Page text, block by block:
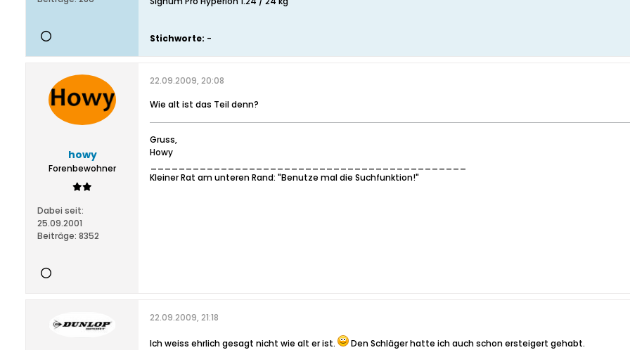
Stichworte: -
howy
Forenbewohner
Dabei seit:
25.09.2001
Beiträge: 8352
22.09.2009, 20:08
Wie alt ist das Teil denn?
Gruss,
Howy
Kleiner Rat am unteren Rand: "Benutze mal die Suchfunktion!"
22.09.2009, 21:18
Ich weiss ehrlich gesagt nicht wie alt er ist. Den Schläger hatte ich auch schon ersteigert gehabt.